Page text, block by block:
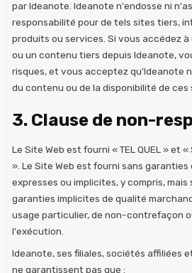
par Ideanote. Ideanote n'endosse ni
responsabilité pour de tels sites tiers,
produits ou services. Si vous accédez
ou un contenu tiers depuis Ideanote,
risques, et vous acceptez qu'Ideanote
du contenu ou de la disponibilité de ces
3. Clause de non-
Le Site Web est fourni « TEL QUEL » et «
». Le Site Web est fourni sans
expresses ou implicites, y compris, mais
garanties implicites de qualité
usage particulier, de non-contrefaçon
l'exécution.
Ideanote, ses filiales, sociétés affiliées
ne garantissent pas que :